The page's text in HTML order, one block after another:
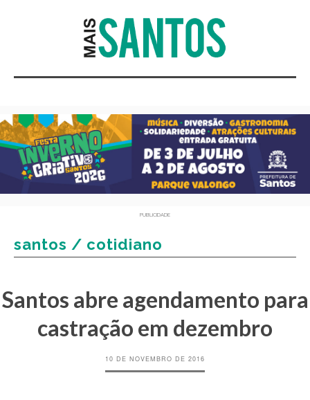
PUBLICIDADE
santos / cotidiano
Santos abre agendamento para
castração em dezembro
10 DE NOVEMBRO DE 2016